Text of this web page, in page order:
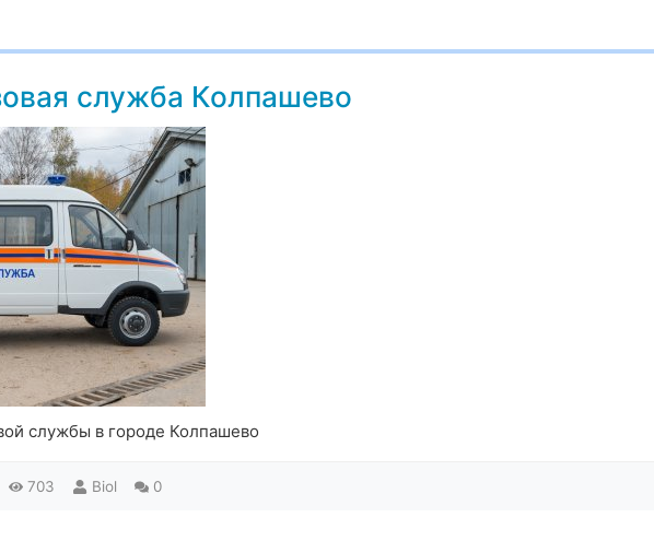
служба Колпашево
службы в городе Колпашево
703 Biol 0